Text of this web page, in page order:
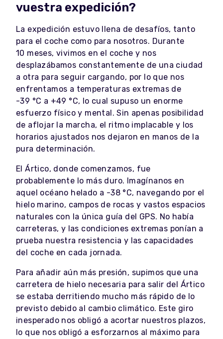
vuestra expedición?
La expedición estuvo llena de desafíos, tanto
para el coche como para nosotros. Durante
10 meses, vivimos en el coche y nos
desplazábamos constantemente de una ciudad
a otra para seguir cargando, por lo que nos
enfrentamos a temperaturas extremas de
-39 °C a +49 °C, lo cual supuso un enorme
esfuerzo físico y mental. Sin apenas posibilidad
de aflojar la marcha, el ritmo implacable y los
horarios ajustados nos dejaron en manos de la
pura determinación.
El Ártico, donde comenzamos, fue
probablemente lo más duro. Imagínanos en
aquel océano helado a -38 °C, navegando por el
hielo marino, campos de rocas y vastos espacios
naturales con la única guía del GPS. No había
carreteras, y las condiciones extremas ponían a
prueba nuestra resistencia y las capacidades
del coche en cada jornada.
Para añadir aún más presión, supimos que una
carretera de hielo necesaria para salir del Ártico
se estaba derritiendo mucho más rápido de lo
previsto debido al cambio climático. Este giro
inesperado nos obligó a acortar nuestros plazos,
lo que nos obligó a esforzarnos al máximo para